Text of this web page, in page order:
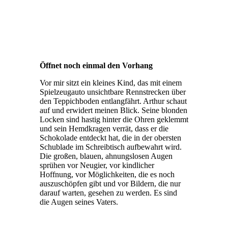
Öffnet noch einmal den Vorhang
Vor mir sitzt ein kleines Kind, das mit einem
Spielzeugauto unsichtbare Rennstrecken über
den Teppichboden entlangfährt. Arthur schaut
auf und erwidert meinen Blick. Seine blonden
Locken sind hastig hinter die Ohren geklemmt
und sein Hemdkragen verrät, dass er die
Schokolade entdeckt hat, die in der obersten
Schublade im Schreibtisch aufbewahrt wird.
Die großen, blauen, ahnungslosen Augen
sprühen vor Neugier, vor kindlicher
Hoffnung, vor Möglichkeiten, die es noch
auszuschöpfen gibt und vor Bildern, die nur
darauf warten, gesehen zu werden. Es sind
die Augen seines Vaters.